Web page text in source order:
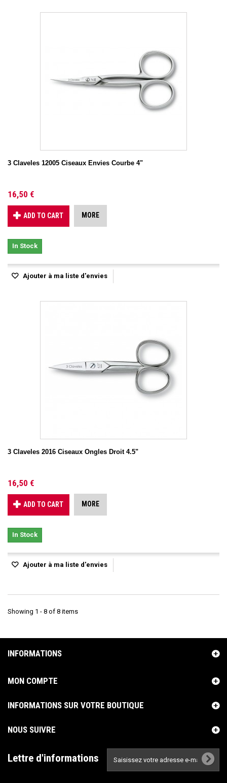
3 Claveles 12005 Ciseaux Envies Courbe 4"
16,50 €
ADD TO CART MORE
In Stock
Ajouter à ma liste d'envies
3 Claveles 2016 Ciseaux Ongles Droit 4.5"
16,50 €
ADD TO CART MORE
In Stock
Ajouter à ma liste d'envies
Showing 1 - 8 of 8 items
INFORMATIONS
MON COMPTE
INFORMATIONS SUR VOTRE BOUTIQUE
NOUS SUIVRE
Lettre d'informations